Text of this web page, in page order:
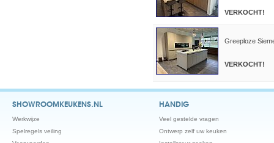
VERKOCHT!
Greeploze
VERKOCHT!
SHOWROOMKEUKENS.NL
Werkwijze
Spelregels veiling
HANDIG
Veel gestelde vragen
Ontwerp zelf uw keuken